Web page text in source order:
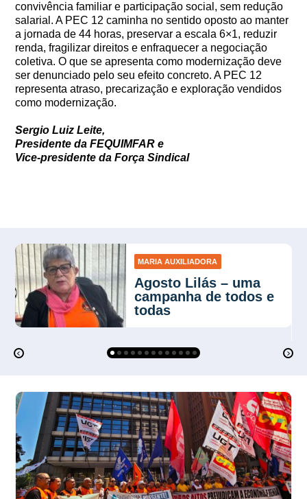
convivência familiar e participação social, sem redução
salarial. A PEC 12 caminha no sentido oposto ao manter
a jornada de 44 horas, preservar a escala 6×1, reduzir
renda, fragilizar direitos e enfraquecer a negociação
coletiva. O que se apresenta como modernização deve
ser denunciado pelo seu efeito concreto. A PEC 12
representa atraso, precarização e exploração vendidos
como modernização.
Sergio Luiz Leite,
Presidente da FEQUIMFAR e
Vice-presidente da Força Sindical
MARIA AUXILIADORA
Agosto Lilás – uma
campanha de todos e
todas